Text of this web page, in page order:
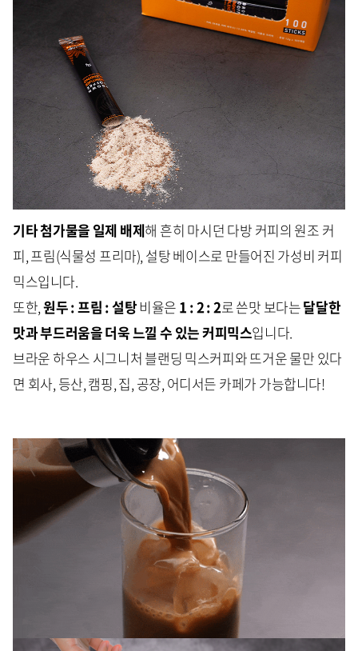
기타 첨가물을 일제 배제해 흔히 마시던 다방 커피의 원조 커
피, 프림(식물성 프리마), 설탕 베이스로 만들어진 가성비 커피
믹스입니다.
또한,원두 : 프림 : 설탕비율은 1 : 2 : 2로 쓴맛 보다는달달한
맛과 부드러움을 더욱 느낄 수 있는 커피믹스입니다.
브라운 하우스 시그니처 블랜딩 믹스커피와 뜨거운 물만 있다
면 회사, 등산, 캠핑, 집, 공장, 어디서든 카페가 가능합니다!